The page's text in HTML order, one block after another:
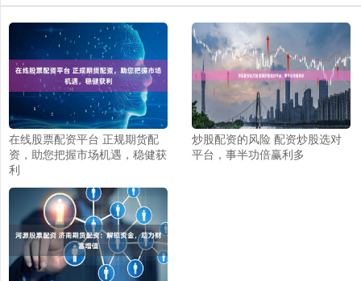
在线股票配资平台 正规期货配
资，助您把握市场机遇，稳健获
利
炒股配资的风险 配资炒股选对
平台，事半功倍赢利多